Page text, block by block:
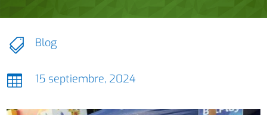
 Blog
 15 septiembre, 2024